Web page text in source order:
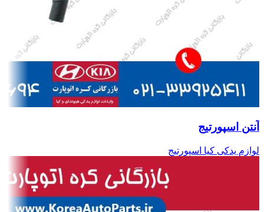
آنتن اسپورتیج
لوازم یدکی کیا اسپورتیج